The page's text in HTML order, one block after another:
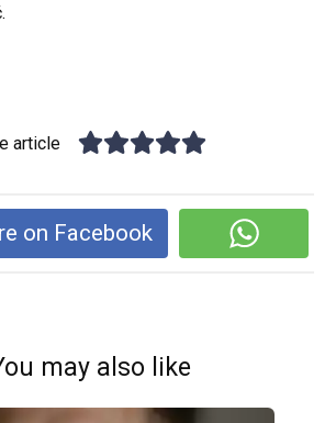
article
on Facebook
may also like